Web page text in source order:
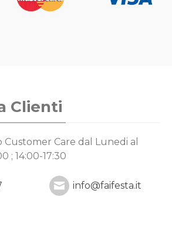
Clienti
Customer Care dal Lunedi al
; 14:00-17:30
info@faifesta.it